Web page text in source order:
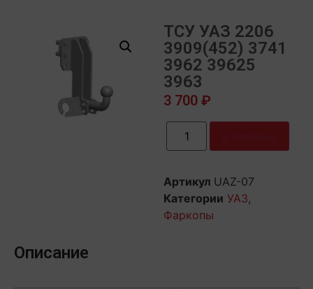
ТСУ УАЗ 2206
3909(452) 3741
3962 39625
3963
3 700 ₽
Артикул UAZ-07
Категории УАЗ,
Фаркопы
Описание